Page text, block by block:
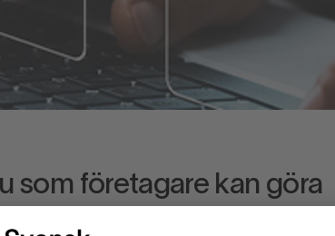
som företagare kan göra